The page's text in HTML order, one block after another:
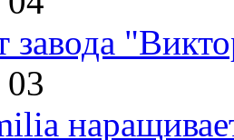
завода
03